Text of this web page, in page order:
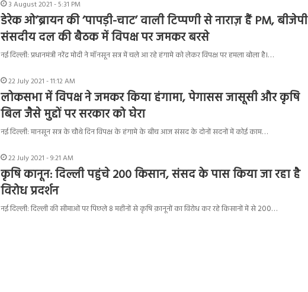
3 August 2021 - 5:31 PM
डेरेक ओ’ब्रायन की ‘पापड़ी-चाट’ वाली टिप्पणी से नाराज़ हैं PM, बीजेपी
संसदीय दल की बैठक में विपक्ष पर जमकर बरसे
नई दिल्ली: प्रधानमंत्री नरेंद्र मोदी ने मॉनसून सत्र में चले आ रहे हंगामे को लेकर विपक्ष पर हमला बोला है।…
22 July 2021 - 11:12 AM
लोकसभा में विपक्ष ने जमकर किया हंगामा, पेगासस जासूसी और कृषि
बिल जैसे मुद्दों पर सरकार को घेरा
नई दिल्ली: मानसून सत्र के चौथे दिन विपक्ष के हंगामे के बीच आज संसद के दोनों सदनों में कोई काम…
22 July 2021 - 9:21 AM
कृषि कानून: दिल्ली पहुंचे 200 किसान, संसद के पास किया जा रहा है
विरोध प्रदर्शन
नई दिल्ली: दिल्ली की सीमाओं पर पिछले 8 महीनों से कृषि क़ानूनों का विरोध कर रहे किसानों में से 200…